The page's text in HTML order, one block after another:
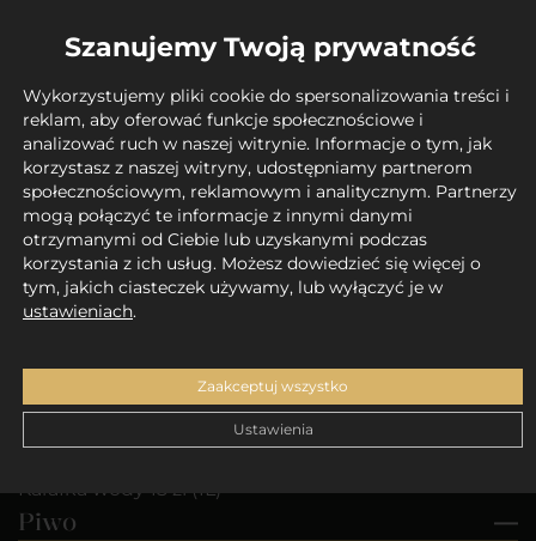
Czarna / zielona / miętowa
Imbryk
Napoje zimne
Napoje
Sok Toma – 10 zł (200ml)
Pepsi, Pepsi Zero Cukru, Mirinda, 7-up, Schweppes –
Karafka wody 15 zł (1L)
Piwo —
Szanujemy Twoją prywatność
Wykorzystujemy pliki cookie do spersonalizowania treści i
reklam, aby oferować funkcje społecznościowe i
analizować ruch w naszej witrynie. Informacje o tym, jak
korzystasz z naszej witryny, udostępniamy partnerom
społecznościowym, reklamowym i analitycznym. Partnerzy
mogą połączyć te informacje z innymi danymi
otrzymanymi od Ciebie lub uzyskanymi podczas
korzystania z ich usług. Możesz dowiedzieć się więcej o
tym, jakich ciasteczek używamy, lub wyłączyć je w
ustawieniach.
Zaakceptuj wszystko
Ustawienia